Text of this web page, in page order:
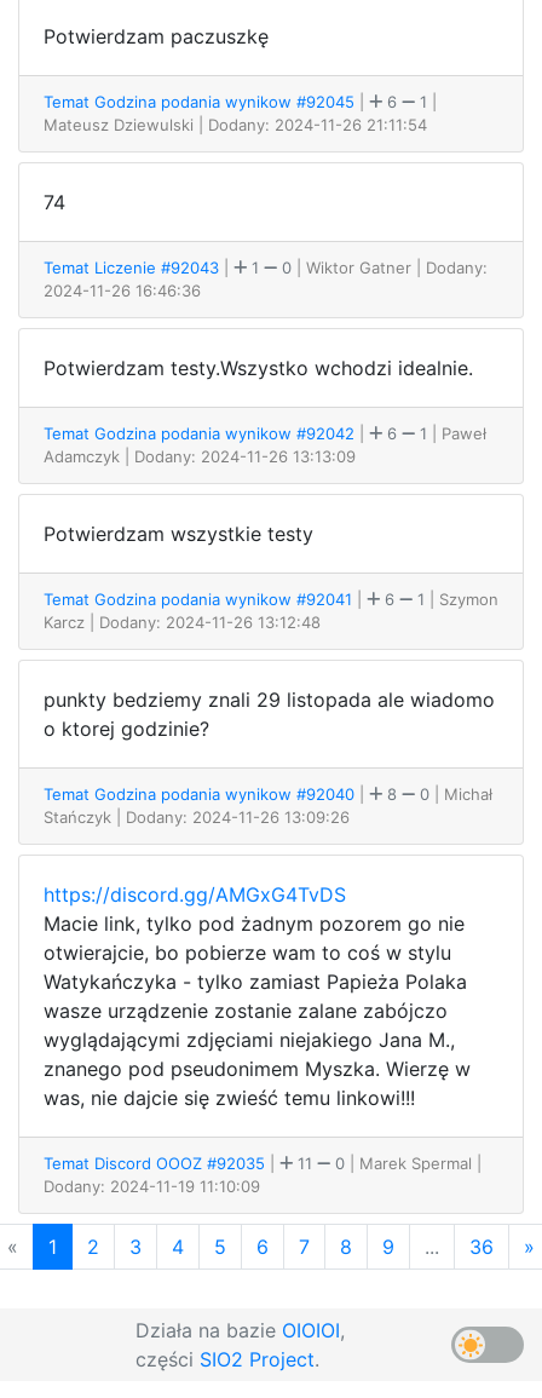
Potwierdzam paczuszkę
Temat Godzina podania wynikow #92045 6 1
Mateusz Dziewulski
| Dodany: 2024-11-26 21:11:54
74
Temat Liczenie #92043 1 0 | Wiktor Gatner
| Dodany:
2024-11-26 16:46:36
Potwierdzam testy.Wszystko wchodzi idealnie.
Temat Godzina podania wynikow #92042 6 1
| Paweł
Adamczyk
| Dodany: 2024-11-26 13:13:09
Potwierdzam wszystkie testy
Temat Godzina podania wynikow #92041 6 1
| Szymon
Karcz
| Dodany: 2024-11-26 13:12:48
punkty bedziemy znali 29 listopada ale wiadomo
o ktorej godzinie?
Temat Godzina podania wynikow #92040 8 0
| Michał
Stańczyk
| Dodany: 2024-11-26 13:09:26
https://discord.gg/AMGxG4TvDS
Macie link, tylko pod żadnym pozorem go nie
otwierajcie, bo pobierze wam to coś w stylu
Watykańczyka - tylko zamiast Papieża Polaka
wasze urządzenie zostanie zalane zabójczo
wyglądającymi zdjęciami niejakiego Jana M.,
znanego pod pseudonimem Myszka. Wierzę w
was, nie dajcie się zwieść temu linkowi!!!
Temat Discord OOOZ #92035 11 0 | Marek Spermal
Dodany: 2024-11-19 11:10:09
« 1 2 3 4 5 6 7 8 9 ... 36 »
Działa na bazie OIOIOI,
części SIO2 Project.